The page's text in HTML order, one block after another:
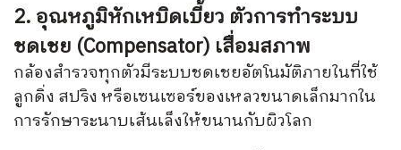
2. อุณหภูมิหักเหบิดเบี้ยว ตัวการทำระบบ
ชดเชย (Compensator) เสื่อมสภาพ
กล้องสำรวจทุกตัวมีระบบชดเชยอัตโนมัติภายในที่ใช้
ลูกดิ่ง สปริง หรือเซนเซอร์ของเหลวขนาดเล็กมากใน
การรักษาระนาบเส้นเล็งให้ขนานกับผิวโลก